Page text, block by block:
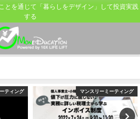
とを通じて「暮らしをデザイン」して投資実践
する
ティング マンスリーミーティング